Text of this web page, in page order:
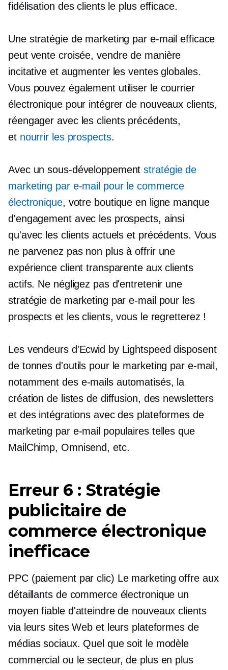
fidélisation des clients le plus efficace.
Une stratégie de marketing par e-mail efficace
peut vente croisée, vendre de manière
incitative et augmenter les ventes globales.
Vous pouvez également utiliser le courrier
électronique pour intégrer de nouveaux clients,
réengager avec les clients précédents,
et nourrir les prospects.
Avec un sous-développementstratégie de
marketing par e-mail pour le commerce
électronique, votre boutique en ligne manque
d'engagement avec les prospects, ainsi
qu'avec les clients actuels et précédents. Vous
ne parvenez pas non plus à offrir une
expérience client transparente aux clients
actifs. Ne négligez pas d'entretenir une
stratégie de marketing par e-mail pour les
prospects et les clients, vous le regretterez !
Les vendeurs d'Ecwid by Lightspeed disposent
de tonnes d'outils pour le marketing par e-mail,
notamment des e-mails automatisés, la
création de listes de diffusion, des newsletters
et des intégrations avec des plateformes de
marketing par e-mail populaires telles que
MailChimp, Omnisend, etc.
Erreur 6 : Stratégie
publicitaire de
commerce électronique
inefficace
PPC (paiement par clic) Le marketing offre aux
détaillants de commerce électronique un
moyen fiable d'atteindre de nouveaux clients
via leurs sites Web et leurs plateformes de
médias sociaux. Quel que soit le modèle
commercial ou le secteur, de plus en plus